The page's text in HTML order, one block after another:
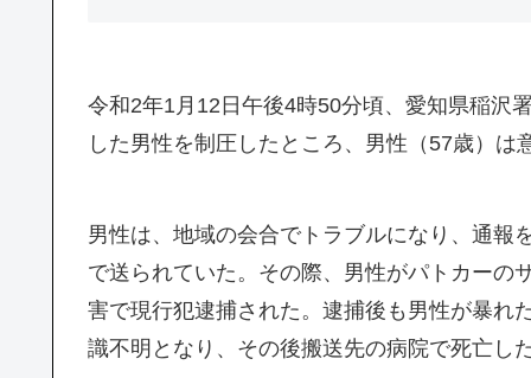
令和2年1月12日午後4時50分頃、愛知県稲沢
した男性を制圧したところ、男性（57歳）
男性は、地域の会合でトラブルになり、通報
で送られていた。その際、男性がパトカーの
害で現行犯逮捕された。逮捕後も男性が暴れ
識不明となり、その後搬送先の病院で死亡し